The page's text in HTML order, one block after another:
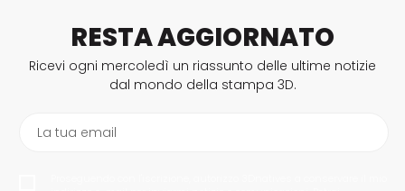
RESTA AGGIORNATO
Ricevi ogni mercoledì un riassunto delle ultime notizie
dal mondo della stampa 3D.
La tua email